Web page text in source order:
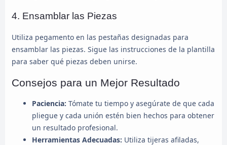
4. Ensamblar las Piezas
Utiliza pegamento en las pestañas designadas para
ensamblar las piezas. Sigue las instrucciones de la plantilla
para saber qué piezas deben unirse.
Consejos para un Mejor Resultado
Paciencia: Tómate tu tiempo y asegúrate de que cada
pliegue y cada unión estén bien hechos para obtener
un resultado profesional.
Herramientas Adecuadas: Utiliza tijeras afiladas,